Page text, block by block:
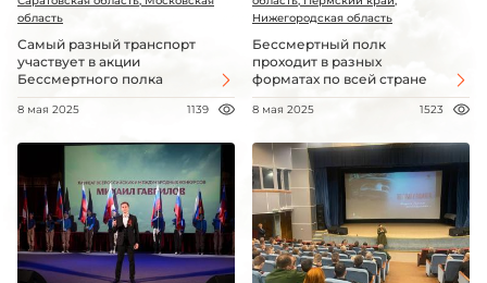
область
Самый разный транспорт
участвует в акции
Бессмертного полка
8 мая 2025 1139
Нижегородская область
Бессмертный полк
проходит в разных
форматах по всей стране
8 мая 2025 1523